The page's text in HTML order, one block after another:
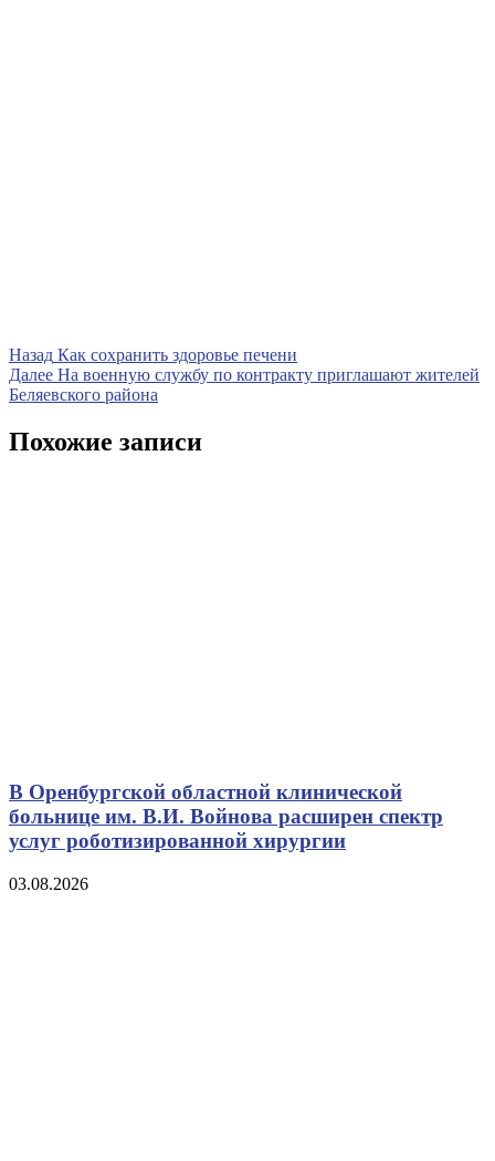
Навигация
по
Назад Предыдущая
запись
Как сохранить здоровье печени
Далее Следующая
запись
На военную службу по контракту приглашают жителей
Беляевского района
Похожие записи
В Оренбургской областной клинической
больнице им. В.И. Войнова расширен спектр
услуг роботизированной хирургии
03.08.2026